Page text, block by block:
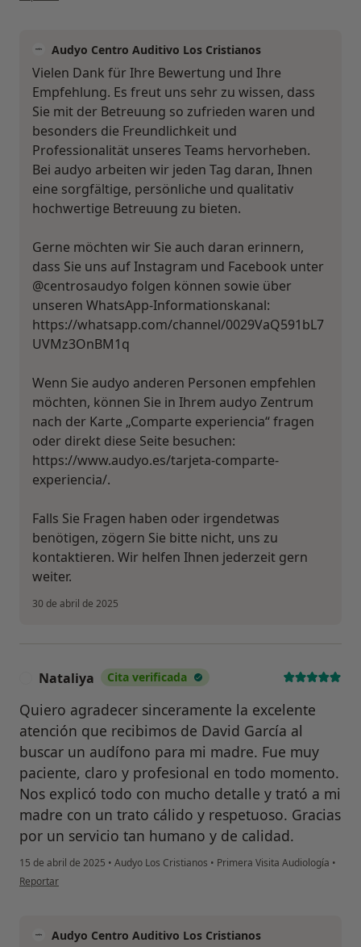
Audyo Centro Auditivo Los Cristianos
Vielen Dank für Ihre Bewertung und Ihre
Empfehlung. Es freut uns sehr zu wissen, dass
Sie mit der Betreuung so zufrieden waren und
besonders die Freundlichkeit und
Professionalität unseres Teams hervorheben.
Bei audyo arbeiten wir jeden Tag daran, Ihnen
eine sorgfältige, persönliche und qualitativ
hochwertige Betreuung zu bieten.
Gerne möchten wir Sie auch daran erinnern,
dass Sie uns auf Instagram und Facebook unter
@centrosaudyo folgen können sowie über
unseren WhatsApp-Informationskanal:
https://whatsapp.com/channel/0029VaQ591bL7
UVMz3OnBM1q
Wenn Sie audyo anderen Personen empfehlen
möchten, können Sie in Ihrem audyo Zentrum
nach der Karte „Comparte experiencia“ fragen
oder direkt diese Seite besuchen:
https://www.audyo.es/tarjeta-comparte-
experiencia/.
Falls Sie Fragen haben oder irgendetwas
benötigen, zögern Sie bitte nicht, uns zu
kontaktieren. Wir helfen Ihnen jederzeit gern
weiter.
30 de abril de 2025
Nataliya Cita verificada
Quiero agradecer sinceramente la excelente
atención que recibimos de David García al
buscar un audífono para mi madre. Fue muy
paciente, claro y profesional en todo momento.
Nos explicó todo con mucho detalle y trató a mi
madre con un trato cálido y respetuoso. Gracias
por un servicio tan humano y de calidad.
15 de abril de 2025 • Audyo Los Cristianos • Primera Visita Audiología •
en opinión del usuario Nataliya
Reportar
Audyo Centro Auditivo Los Cristianos